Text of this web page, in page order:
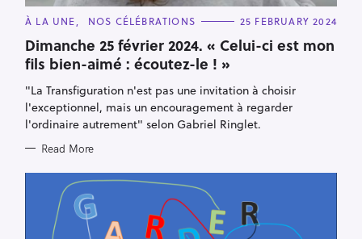
C
T
E
G
O
R
I
E
S
À LA UNE NOS CÉLÉBRATIONS 25 FEBRUARY 2024
Dimanche 25 février 2024. « Celui-ci est mon
fils bien-aimé : écoutez-le ! »
"La Transfiguration n'est pas une invitation à choisir
l'exceptionnel, mais un encouragement à regarder
l'ordinaire autrement" selon Gabriel Ringlet.
Read More